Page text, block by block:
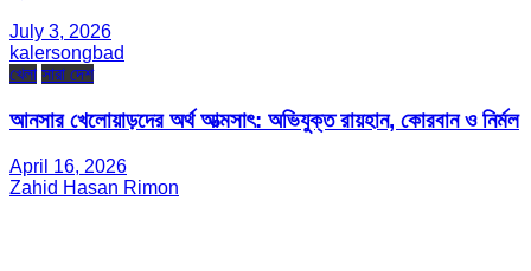
July 3, 2026
kalersongbad
খেলা সারা দেশ
আনসার খেলোয়াড়দের অর্থ আত্মসাৎ: অভিযুক্ত রায়হান, কোরবান ও নির্মল
April 16, 2026
Zahid Hasan Rimon